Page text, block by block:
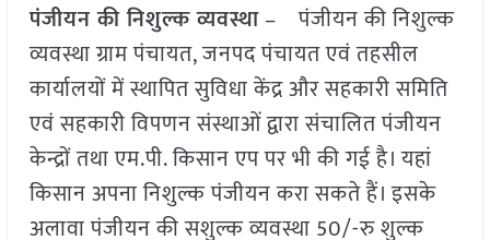
पंजीयन की निशुल्क व्यवस्था– पंजीयन की निशुल्क
व्यवस्था ग्राम पंचायत, जनपद पंचायत एवं तहसील
कार्यालयों में स्थापित सुविधा केंद्र और सहकारी समिति
एवं सहकारी विपणन संस्थाओं द्वारा संचालित पंजीयन
केन्द्रों तथा एम.पी. किसान एप पर भी की गई है। यहां
किसान अपना निशुल्क पंजीयन करा सकते हैं। इसके
अलावा पंजीयन की सशुल्क व्यवस्था 50/-रु शुल्क